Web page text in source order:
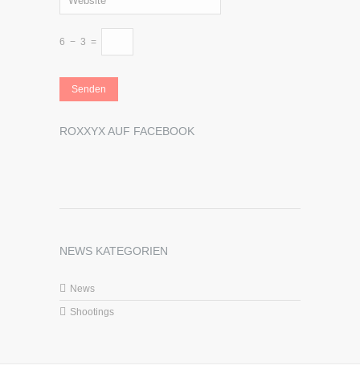
6 − 3 =
ROXXYX AUF FACEBOOK
NEWS KATEGORIEN
News
Shootings